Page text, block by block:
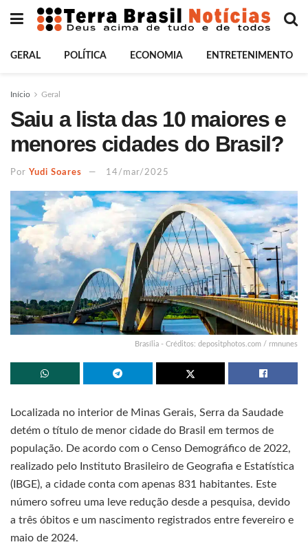
GERAL POLÍTICA ECONOMIA ENTRETENIMENTO
Início Geral
Saiu a lista das 10 maiores e
menores cidades do Brasil?
Por Yudi Soares 14/mar/2025
Brasília - Créditos: depositphotos.com / rmnunes
Localizada no interior de Minas Gerais, Serra da Saudade
detém o título de menor cidade do Brasil em termos de
população. De acordo com o Censo Demográfico de 2022,
realizado pelo Instituto Brasileiro de Geografia e Estatística
(IBGE), a cidade conta com apenas 831 habitantes. Este
número sofreu uma leve redução desde a pesquisa, devido
a três óbitos e um nascimento registrados entre fevereiro e
maio de 2024.